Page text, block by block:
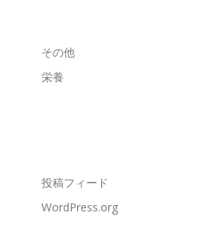
その他
栄養
投稿フィード
WordPress.org